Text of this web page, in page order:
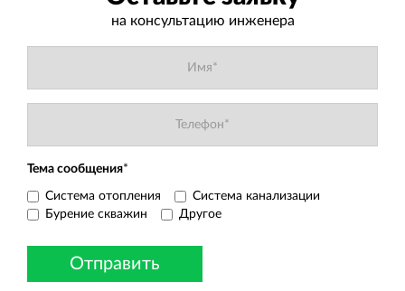
на консультацию инженера
Тема сообщения*
Система отопления
Система канализации
Бурение скважин
Другое
Отправить